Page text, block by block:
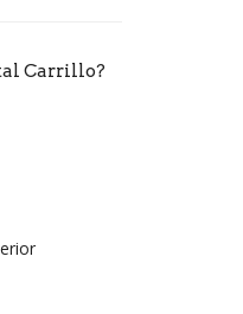
Carrillo?